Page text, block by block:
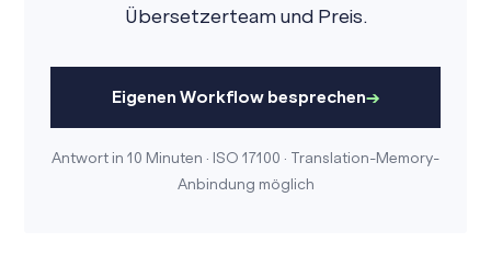
Übersetzerteam und Preis.
Eigenen Workflow besprechen
Antwort in 10 Minuten · ISO 17100 · Translation-Memory-
Anbindung möglich